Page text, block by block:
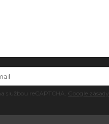
službou reCAPTCHA. Google